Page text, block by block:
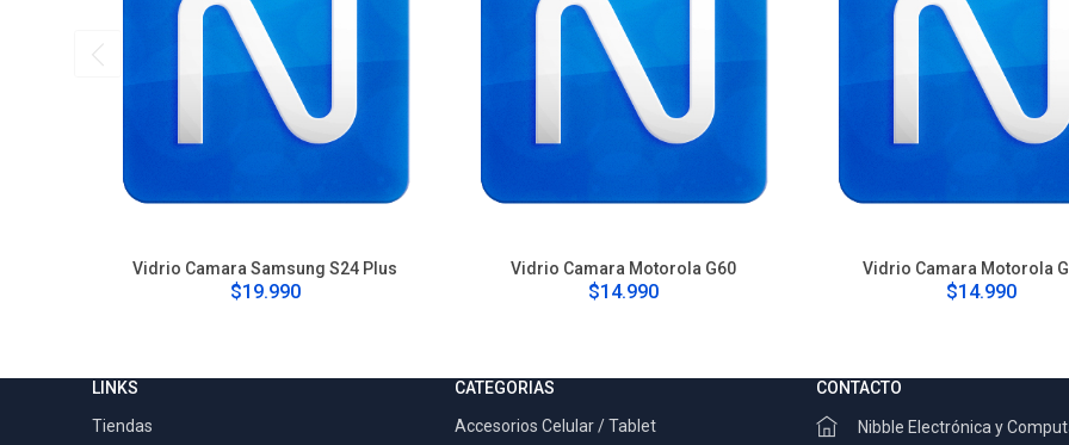
Vidrio Camara Samsung S24 Plus
$19.990
Vidrio Camara Motorola G60
$14.990
Vidrio Camara Motorola
$14.990
LINKS
Tiendas
CATEGORIAS
Accesorios Celular / Tablet
CONTACTO
Nibble Electrónica y